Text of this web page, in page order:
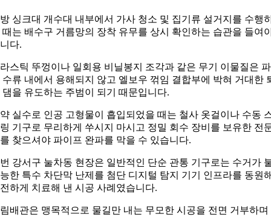
싱크대 개수대 내부에서 가사 청소 및 집기류 설거지를 수행
때는 배수구 거름망의 장착 유무를 상시 확인하는 습관을 들여
다.
스틱 뚜껑이나 일회용 비닐봉지 조각과 같은 무기 이물질은
수류 내에서 용해되지 않고 엘보우 꺾임 결합부에 박혀 거대한
댐을 유도하는 주범이 되기 때문입니다.
실수로 인공 고형물이 흡입되었을 때는 철사 옷걸이나 수동
기구로 무리하게 쑤시지 마시고 정밀 회수 장비를 보유한 전
찾으셔야 파이프 완파를 막을 수 있습니다.
강서구 눌차동 현장은 일반적인 단순 관통 기구로는 수거가
한 특수 차단막 난제를 첨단 디지털 탐지 기기 인프라를 동원
하게 치료해 낸 시공 사례였습니다.
배관은 맹목적으로 물길만 내는 무모한 시공을 전면 거부하며